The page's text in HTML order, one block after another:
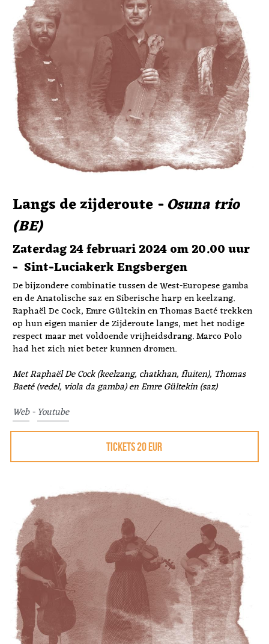
Langs de zijderoute - Osuna trio
(BE)
Zaterdag 24 februari 2024 om 20.00 uur
-  Sint-Luciakerk Engsbergen
De bijzondere combinatie tussen de West-Europese gamba
en de Anatolische saz en Siberische harp en keelzang.
Raphaël De Cock, Emre Gültekin en Thomas Baeté trekken
op hun eigen manier de Zijderoute langs, met het nodige
respect maar met voldoende vrijheidsdrang. Marco Polo
had het zich niet beter kunnen dromen.
Met Raphaël De Cock (keelzang, chatkhan, fluiten), Thomas
Baeté (vedel, viola da gamba) en Emre Gültekin (saz)
Web - Youtube
TICKETS 20 EUR